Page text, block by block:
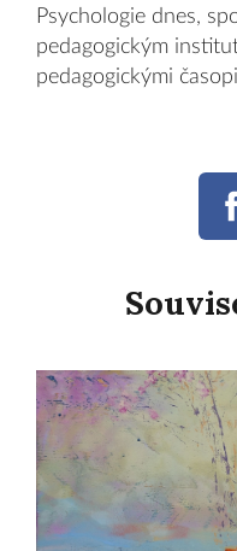
Psychologie dnes,
pedagogickým
pedagogickými